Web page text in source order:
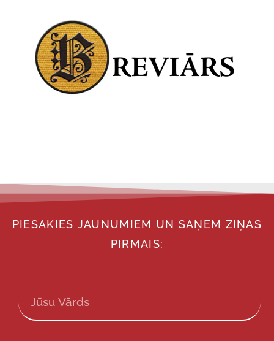
PIESAKIES JAUNUMIEM UN SAŅEM ZIŅAS
PIRMAIS: